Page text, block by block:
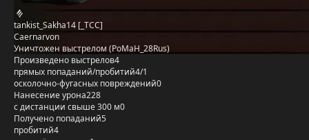
tankist_Sakha14 [_TCC]
Caernarvon
Уничтожен выстрелом (PoMaH_28Rus)
Произведено выстрелов4
прямых попаданий/пробитий4/1
осколочно-фугасных повреждений0
Нанесение урона228
с дистанции свыше 300 м0
Получено попаданий5
пробитий4